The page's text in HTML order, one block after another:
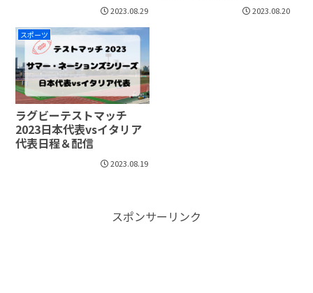
2023.08.29 2023.08.20
スポーツ
ラグビーテストマッチ
2023日本代表vsイタリア
代表日程＆配信
2023.08.19
スポンサーリンク